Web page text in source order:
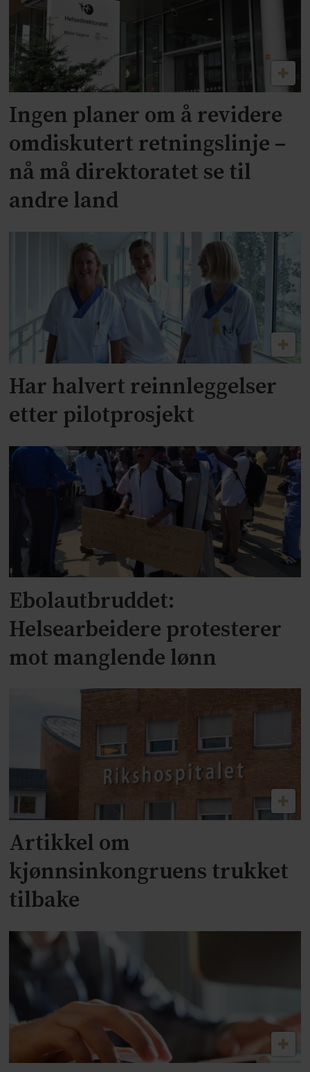
Ingen planer om å revidere
omdiskutert retningslinje –
nå må direktoratet se til
andre land
Har halvert reinnleggelser
etter pilotprosjekt
Ebolautbruddet:
Helsearbeidere protesterer
mot manglende lønn
Artikkel om
kjønnsinkongruens trukket
tilbake